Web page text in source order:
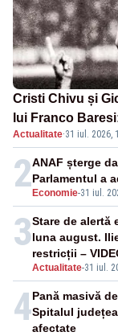
Cristi Chivu și
lui Franco
Actualitate·31 iul. 2026,
2 Economie-31 iul.
ANAF șterge
Parlamentul a
3
Actualitate-31 iul.
Stare de alertă
luna august.
restricții –
4Pană masivă
Spitalul
afectate